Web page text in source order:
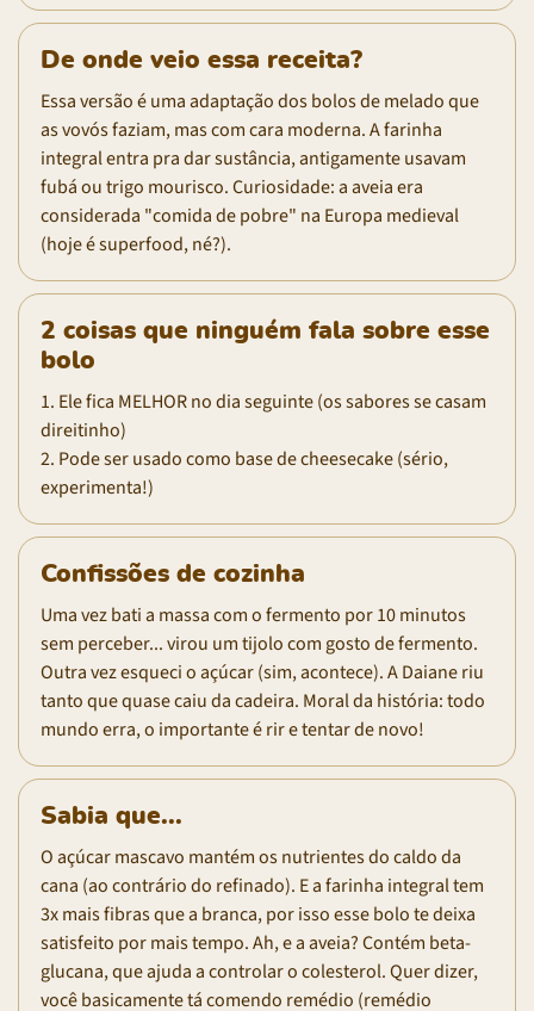
De onde veio essa receita?
Essa versão é uma adaptação dos bolos de melado que
as vovós faziam, mas com cara moderna. A farinha
integral entra pra dar sustância, antigamente usavam
fubá ou trigo mourisco. Curiosidade: a aveia era
considerada "comida de pobre" na Europa medieval
(hoje é superfood, né?).
2 coisas que ninguém fala sobre esse
bolo
1. Ele fica MELHOR no dia seguinte (os sabores se casam
direitinho)
2. Pode ser usado como base de cheesecake (sério,
experimenta!)
Confissões de cozinha
Uma vez bati a massa com o fermento por 10 minutos
sem perceber... virou um tijolo com gosto de fermento.
Outra vez esqueci o açúcar (sim, acontece). A Daiane riu
tanto que quase caiu da cadeira. Moral da história: todo
mundo erra, o importante é rir e tentar de novo!
Sabia que...
O açúcar mascavo mantém os nutrientes do caldo da
cana (ao contrário do refinado). E a farinha integral tem
3x mais fibras que a branca, por isso esse bolo te deixa
satisfeito por mais tempo. Ah, e a aveia? Contém beta-
glucana, que ajuda a controlar o colesterol. Quer dizer,
você basicamente tá comendo remédio (remédio